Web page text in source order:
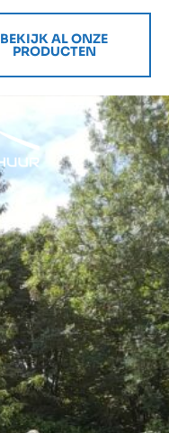
BEKIJK AL ONZE
PRODUCTEN